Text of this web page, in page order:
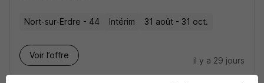
Nort-sur-Erdre - 44 Intérim 31 août - 31 oct.
Voir l’offre
il y a 29 jours